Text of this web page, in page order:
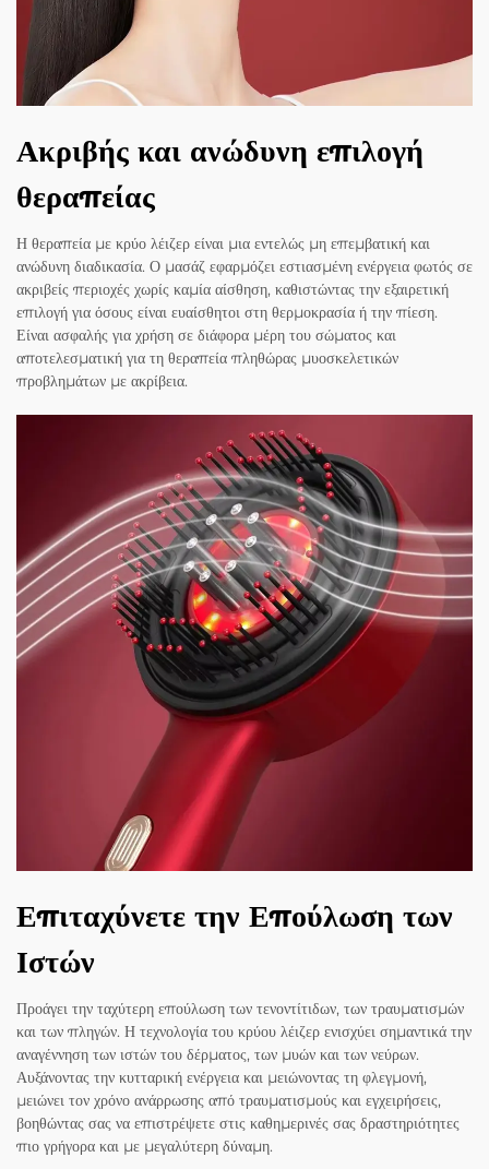
Ακριβής και ανώδυνη επιλογή
θεραπείας
Η θεραπεία με κρύο λέιζερ είναι μια εντελώς μη επεμβατική και
ανώδυνη διαδικασία. Ο μασάζ εφαρμόζει εστιασμένη ενέργεια φωτός σε
ακριβείς περιοχές χωρίς καμία αίσθηση, καθιστώντας την εξαιρετική
επιλογή για όσους είναι ευαίσθητοι στη θερμοκρασία ή την πίεση.
Είναι ασφαλής για χρήση σε διάφορα μέρη του σώματος και
αποτελεσματική για τη θεραπεία πληθώρας μυοσκελετικών
προβλημάτων με ακρίβεια.
Επιταχύνετε την Επούλωση των
Ιστών
Προάγει την ταχύτερη επούλωση των τενοντίτιδων, των τραυματισμών
και των πληγών. Η τεχνολογία του κρύου λέιζερ ενισχύει σημαντικά την
αναγέννηση των ιστών του δέρματος, των μυών και των νεύρων.
Αυξάνοντας την κυτταρική ενέργεια και μειώνοντας τη φλεγμονή,
μειώνει τον χρόνο ανάρρωσης από τραυματισμούς και εγχειρήσεις,
βοηθώντας σας να επιστρέψετε στις καθημερινές σας δραστηριότητες
πιο γρήγορα και με μεγαλύτερη δύναμη.